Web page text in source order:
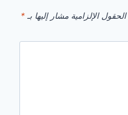
الحقول الإلزامية مشار إليها بـ *